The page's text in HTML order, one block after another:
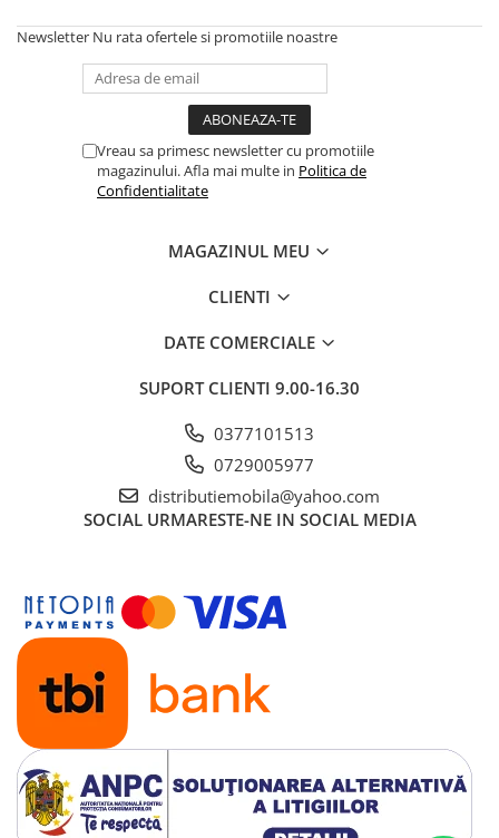
Newsletter Nu rata ofertele si promotiile noastre
Vreau sa primesc newsletter cu promotiile
magazinului. Afla mai multe in Politica de
Confidentialitate
MAGAZINUL MEU
CLIENTI
DATE COMERCIALE
SUPORT CLIENTI 9.00-16.30
0377101513
0729005977
distributiemobila@yahoo.com
SOCIAL URMARESTE-NE IN SOCIAL MEDIA